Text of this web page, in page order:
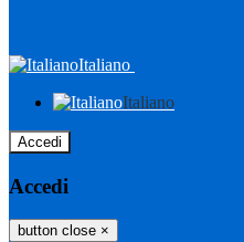
Italiano
Italiano
Accedi
Accedi
button close ×